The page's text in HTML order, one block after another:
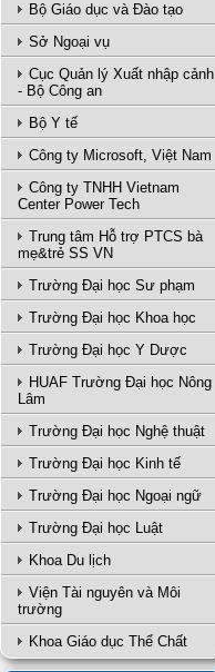
Bộ Giáo dục và Đào tạo
Sở Ngoại vụ
Cục Quản lý Xuất nhập cảnh
- Bộ Công an
Bộ Y tế
Công ty Microsoft, Việt Nam
Công ty TNHH Vietnam
Center Power Tech
Trung tâm Hỗ trợ PTCS bà
mẹ&trẻ SS VN
Trường Đại học Sư phạm
Trường Đại học Khoa học
Trường Đại học Y Dược
HUAF Trường Đại học Nông
Lâm
Trường Đại học Nghệ thuật
Trường Đại học Kinh tế
Trường Đại học Ngoại ngữ
Trường Đại học Luật
Khoa Du lịch
Viện Tài nguyên và Môi
trường
Khoa Giáo dục Thể Chất